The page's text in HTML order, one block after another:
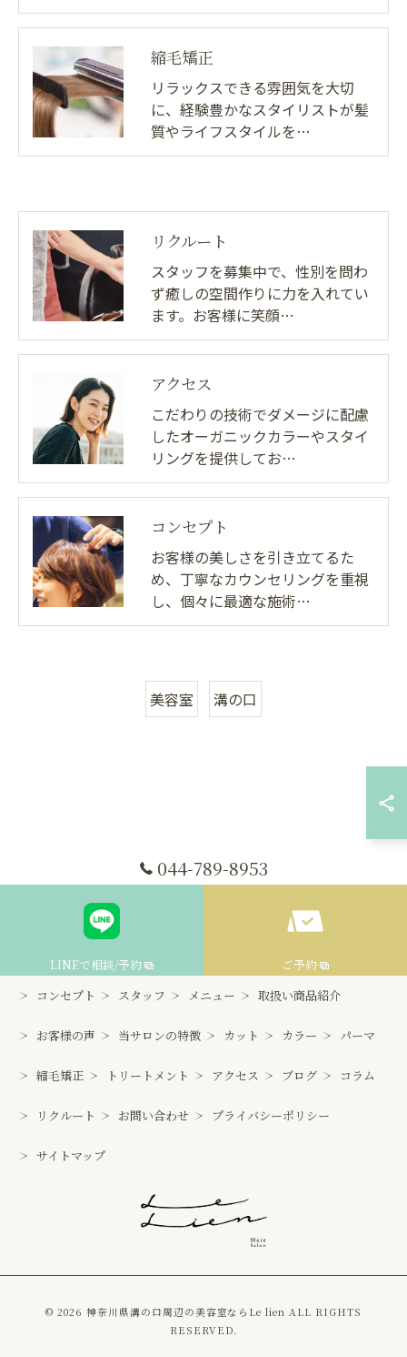
縮毛矯正
リラックスできる雰囲気を大切
に、経験豊かなスタイリストが髪
質やライフスタイルを…
リクルート
スタッフを募集中で、性別を問わ
ず癒しの空間作りに力を入れてい
ます。お客様に笑顔…
アクセス
こだわりの技術でダメージに配慮
したオーガニックカラーやスタイ
リングを提供してお…
コンセプト
お客様の美しさを引き立てるた
め、丁寧なカウンセリングを重視
し、個々に最適な施術…
美容室 溝の口
044-789-8953
LINEで相談/予約
ご予約
コンセプト
スタッフ メニュー 取扱い商品紹介
お客様の声 当サロンの特徴 カット カラー パーマ
縮毛矯正 トリートメント アクセス ブログ コラム
リクルート お問い合わせ プライバシーポリシー
サイトマップ
© 2026 神奈川県溝の口周辺の美容室ならLe lien ALL RIGHTS
RESERVED.